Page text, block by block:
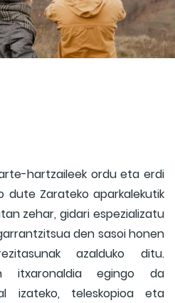
hartzaileek ordu eta erdi
dute Zarateko aparkalekutik
zehar, gidari espezializatu
den sasoi honen
azalduko ditu.
itxaronaldia egingo da
izateko, teleskopioa eta